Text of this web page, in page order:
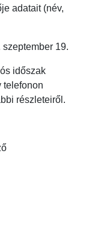
adatait (név,
19.
időszak
telefonon
részleteiről.